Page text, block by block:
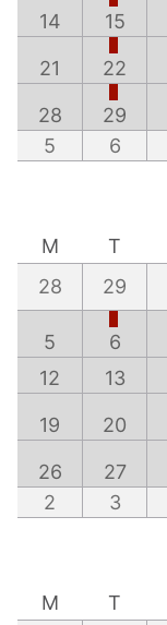
14 15
21 22
28 29
5
6
M
T
28
29
5 6
12
13
19 20
26 27
2
3
M
T